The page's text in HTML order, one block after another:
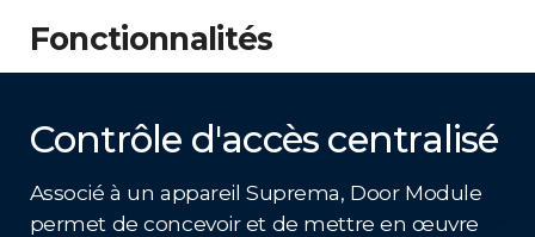
Fonctionnalités
Contrôle d'accès centralisé
Associé à un appareil Suprema, Door Module
permet de concevoir et de mettre en œuvre